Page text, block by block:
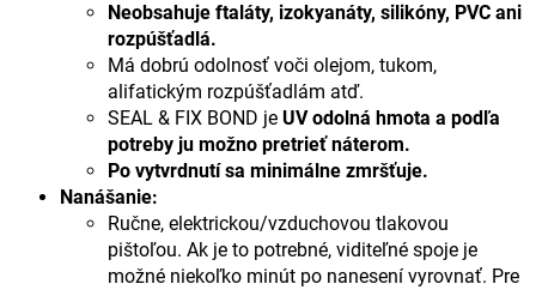
Neobsahuje ftaláty, izokyanáty, silikóny, PVC ani
rozpúšťadlá.
Má dobrú odolnosť voči olejom, tukom,
alifatickým rozpúšťadlám atď.
SEAL & FIX BOND je UV odolná hmota a podľa
potreby ju možno pretrieť náterom.
Po vytvrdnutí sa minimálne zmršťuje.
Nanášanie:
Ručne, elektrickou/vzduchovou tlakovou
pištoľou. Ak je to potrebné, viditeľné spoje je
možné niekoľko minút po nanesení vyrovnať. Pre